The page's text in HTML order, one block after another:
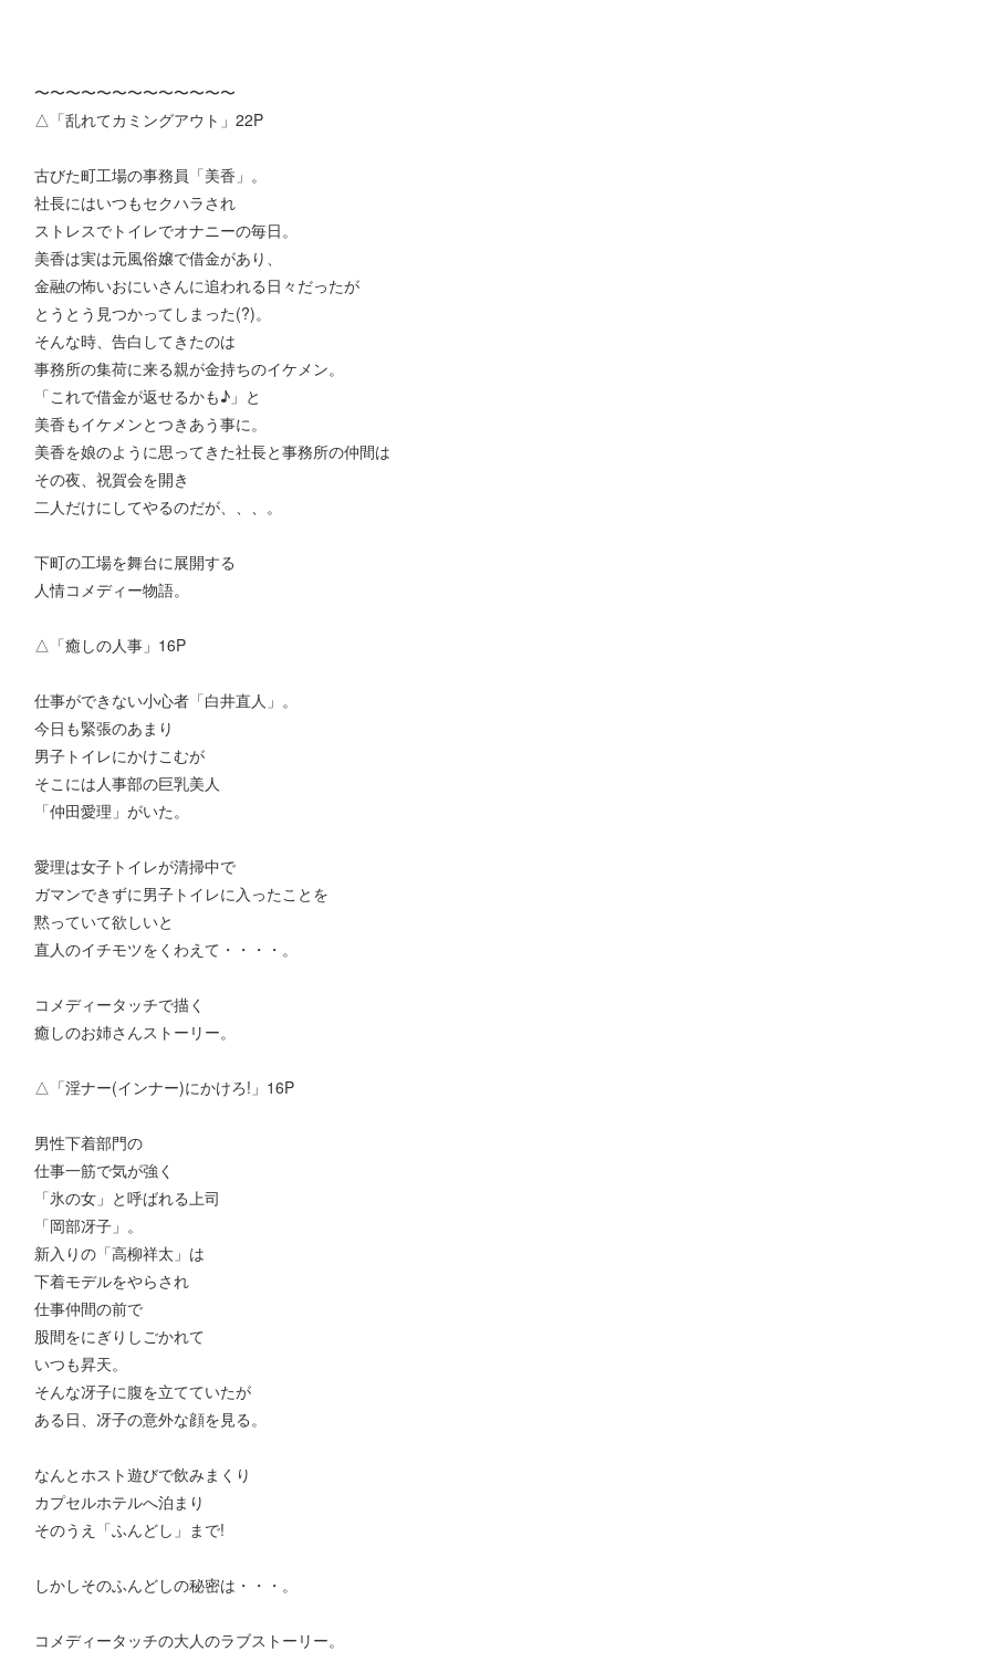
〜〜〜〜〜〜〜〜〜〜〜〜〜
△「乱れてカミングアウト」22P
古びた町工場の事務員「美香」。
社長にはいつもセクハラされ
ストレスでトイレでオナニーの毎日。
美香は実は元風俗嬢で借金があり、
金融の怖いおにいさんに追われる日々だったが
とうとう見つかってしまった(?)。
そんな時、告白してきたのは
事務所の集荷に来る親が金持ちのイケメン。
「これで借金が返せるかも♪」と
美香もイケメンとつきあう事に。
美香を娘のように思ってきた社長と事務所の仲間は
その夜、祝賀会を開き
二人だけにしてやるのだが、、、。
下町の工場を舞台に展開する
人情コメディー物語。
△「癒しの人事」16P
仕事ができない小心者「白井直人」。
今日も緊張のあまり
男子トイレにかけこむが
そこには人事部の巨乳美人
「仲田愛理」がいた。
愛理は女子トイレが清掃中で
ガマンできずに男子トイレに入ったことを
黙っていて欲しいと
直人のイチモツをくわえて・・・・。
コメディータッチで描く
癒しのお姉さんストーリー。
△「淫ナー(インナー)にかけろ!」16P
男性下着部門の
仕事一筋で気が強く
「氷の女」と呼ばれる上司
「岡部冴子」。
新入りの「高柳祥太」は
下着モデルをやらされ
仕事仲間の前で
股間をにぎりしごかれて
いつも昇天。
そんな冴子に腹を立てていたが
ある日、冴子の意外な顔を見る。
なんとホスト遊びで飲みまくり
カプセルホテルへ泊まり
そのうえ「ふんどし」まで!
しかしそのふんどしの秘密は・・・。
コメディータッチの大人のラブストーリー。